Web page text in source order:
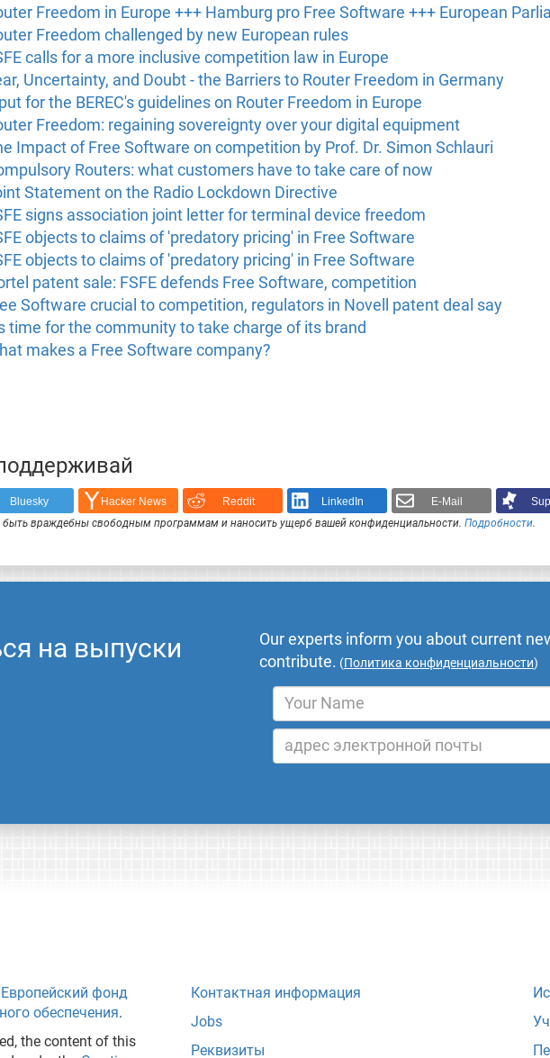
Freedom in Europe +++ Hamburg pro Free Software +++ European
Freedom challenged by new European rules
calls for a more inclusive competition law in Europe
Uncertainty, and Doubt - the Barriers to Router Freedom in Germany
for the BEREC's guidelines on Router Freedom in Europe
Freedom: regaining sovereignty over your digital equipment
Impact of Free Software on competition by Prof. Dr. Simon Schlauri
Routers: what customers have to take care of now
Statement on the Radio Lockdown Directive
signs association joint letter for terminal device freedom
objects to claims of 'predatory pricing' in Free Software
objects to claims of 'predatory pricing' in Free Software
patent sale: FSFE defends Free Software, competition
Software crucial to competition, regulators in Novell patent deal say
time for the community to take charge of its brand
makes a Free Software company?
Bluesky Hacker News Reddit LinkedIn E-Mail
враждебны свободным программам и наносить ущерб вашей конфиденциальности. Подробности.
на выпуски
Our experts inform you about current
contribute. (Политика конфиденциальности)
Европейский фонд
обеспечения.
the content of this
Контактная информация
Jobs
Реквизиты